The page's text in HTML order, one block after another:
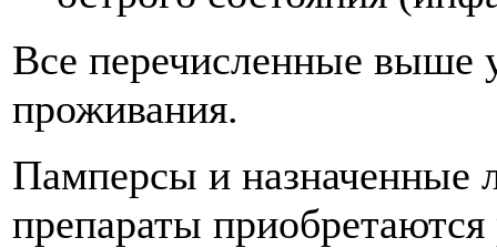
Все перечисленные выше
проживания.
Памперсы и назначенные
препараты